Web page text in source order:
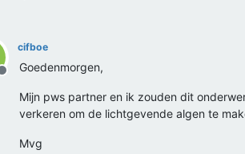
Offline
cifboe
Goedenmorgen,
Mijn pws partner en ik zouden dit
verkeren om de lichtgevende algen te
Mvg